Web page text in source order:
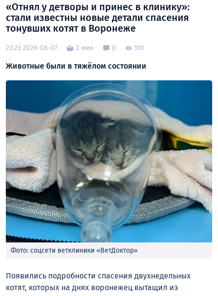
«Отнял у детворы и принес в клинику»:
стали известны новые детали спасения
тонувших котят в Воронеже
23:26 2026-08-07 2 мин 0 510
Животные были в тяжёлом состоянии
Фото: соцсети ветклиники «ВетДоктор»
Появились подробности спасения двухнедельных
котят, которых на днях воронежец вытащил из